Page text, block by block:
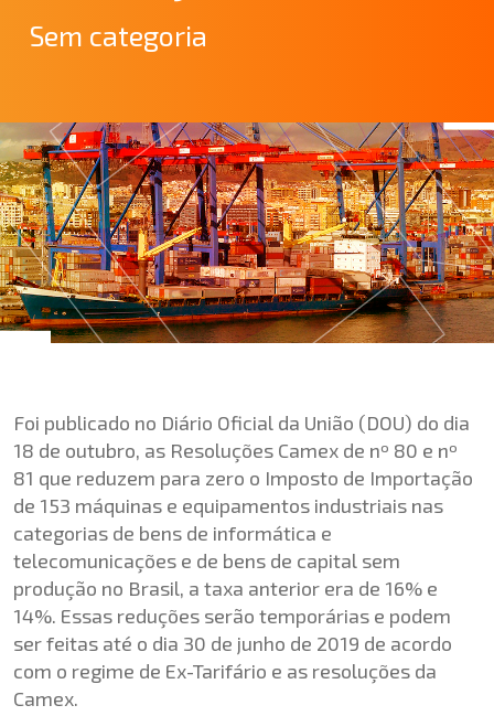
Sem categoria
Foi publicado no Diário Oficial da União (DOU) do dia
18 de outubro, as Resoluções Camex de nº 80 e nº
81 que reduzem para zero o Imposto de Importação
de 153 máquinas e equipamentos industriais nas
categorias de bens de informática e
telecomunicações e de bens de capital sem
produção no Brasil, a taxa anterior era de 16% e
14%. Essas reduções serão temporárias e podem
ser feitas até o dia 30 de junho de 2019 de acordo
com o regime de Ex-Tarifário e as resoluções da
Camex.